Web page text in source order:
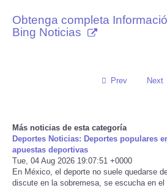
Politics
Social
Sports
Obtenga completa
Bing Noticias
Prev Next
Más noticias de esta categoría
Deportes Noticias: Deportes populares
apuestas deportivas
Tue, 04 Aug 2026 19:07:51 +0000
En México, el deporte no suele quedarse
discute en la sobremesa, se escucha en